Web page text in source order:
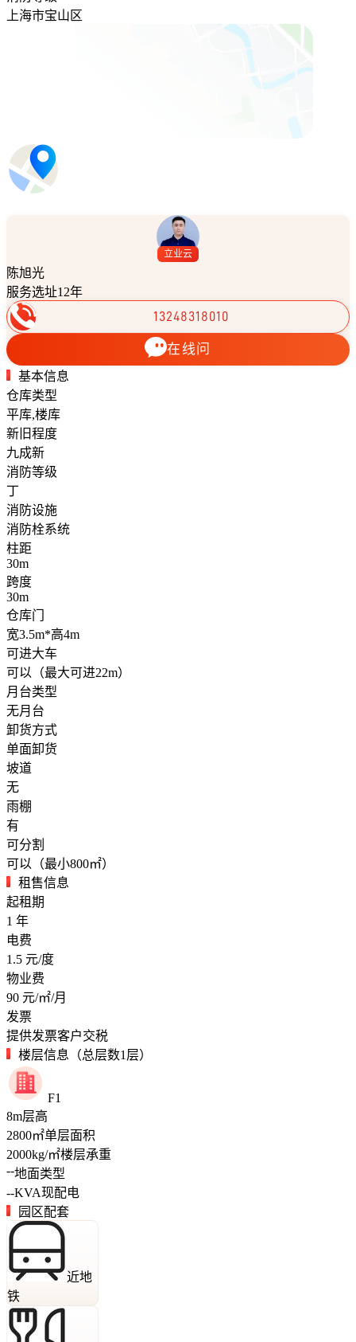
上海市宝山区
立业云
陈旭光
服务选址12年
13248318010
在线问
基本信息
仓库类型
平库,楼库
新旧程度
九成新
消防等级
丁
消防设施
消防栓系统
柱距
30m
跨度
30m
仓库门
宽3.5m*高4m
可进大车
可以（最大可进22m）
月台类型
无月台
卸货方式
单面卸货
坡道
无
雨棚
有
可分割
可以（最小800㎡）
租售信息
起租期
1 年
电费
1.5 元/度
物业费
90 元/㎡/月
发票
提供发票客户交税
楼层信息（总层数1层）
F1
8m层高
2800㎡单层面积
2000kg/㎡楼层承重
--地面类型
--KVA现配电
园区配套
近地
铁